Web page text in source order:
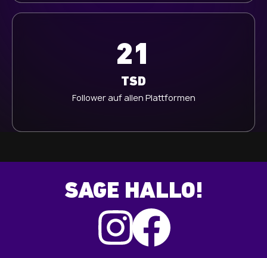
21
TSD
Follower auf allen Plattformen
SAGE HALLO!